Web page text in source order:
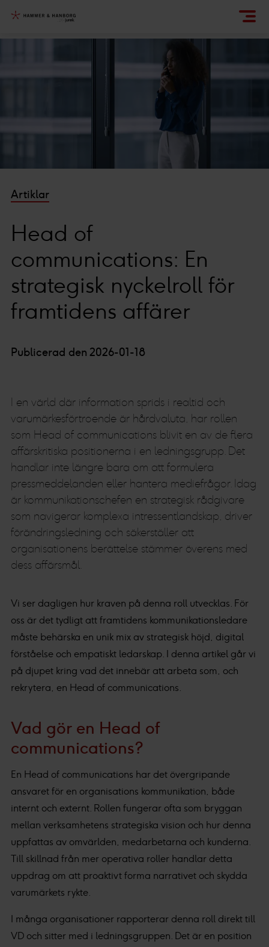
Artiklar
Head of
communications: En
strategisk nyckelroll för
framtidens affärer
Publicerad den 2026-01-18
I en värld där information sprids i realtid och
varumärkesförtroende är hårdvaluta, har rollen
som Head of communications blivit en av de flera
affärskritiska positionerna i en ledningsgrupp. Det
handlar inte längre bara om att formulera
pressmeddelanden eller hantera mediefrågor. Idag
är kommunikationschefen en strategisk rådgivare
som navigerar komplexa intressentlandskap, driver
förändringsledning och säkerställer att
organisationens berättelse stämmer överens med
dess affärsmål.
Vi ser dagligen hur kraven på denna roll utvecklas. För
oss är det tydligt att framtidens kommunikationsledare
måste behärska en unik mix av strategisk höjd, digital
förståelse och empatiskt ledarskap. I denna artikel går vi
på djupet kring vad det innebär att arbeta som, och
rekrytera, en Head of communications.
Vad gör en Head of
communications?
En Head of communications har det övergripande
ansvaret för en organisations kommunikation, både
internt och externt. Rollen fungerar ofta som bryggan
mellan verksamhetens strategiska vision och hur denna
uppfattas av omvärlden, medarbetarna och kunderna.
Till skillnad från mer operativa roller handlar detta
uppdrag om att proaktivt forma narrativet och skydda
varumärkets rykte.
I många organisationer rapporterar denna roll direkt till
VD och sitter med i ledningsgruppen. Det är en position